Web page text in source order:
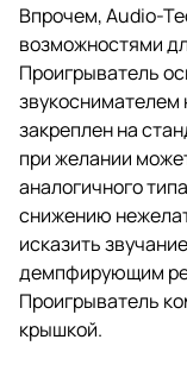
Впрочем, Audio-
возможностями
Проигрыватель
звукоснимателем
закреплен на
при желании
аналогичного
снижению
исказить
демпфирующим
Проигрыватель
крышкой.